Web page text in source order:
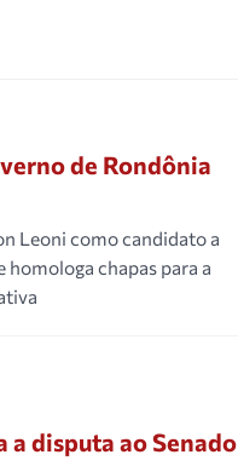
de Rondônia
Leoni como candidato a
chapas para a
a disputa ao Senado